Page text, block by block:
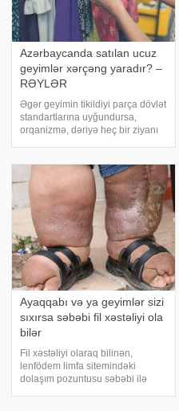
Azərbaycanda satılan ucuz
geyimlər xərçəng yaradır? –
RƏYLƏR
Əgər geyimin tikildiyi parça dövlət
standartlarına uyğundursa,
orqanizmə, dəriyə heç bir ziyanı
parçalar soyuq havada yaxşı
isitmir, isti havalarda isə bədəni
Ayaqqabı və ya geyimlər sizi
sıxırsa səbəbi fil xəstəliyi ola
bilər
Fil xəstəliyi olaraq bilinən,
lenfödem limfa sitemindəki
dolaşım pozuntusu səbəbi ilə